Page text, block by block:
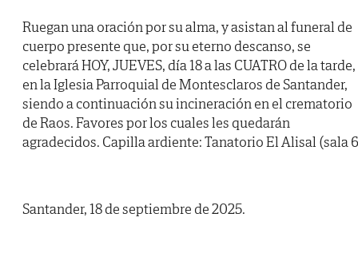
Ruegan una oración por su alma, y asistan al funeral de
cuerpo presente que, por su eterno descanso, se
celebrará HOY, JUEVES, día 18 a las CUATRO de la tarde,
en la Iglesia Parroquial de Montesclaros de Santander,
siendo a continuación su incineración en el crematorio
de Raos. Favores por los cuales les quedarán
agradecidos. Capilla ardiente: Tanatorio El Alisal (sala
Santander, 18 de septiembre de 2025.